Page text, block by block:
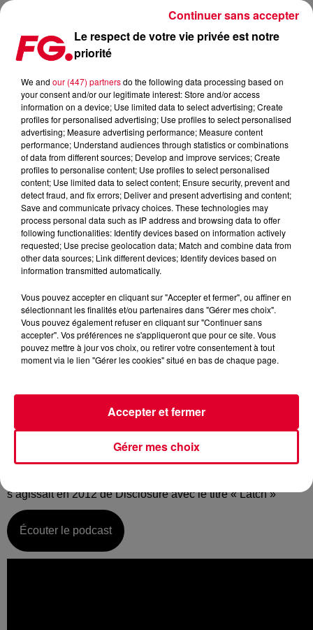
LA MUSIC STORY DE LA MATINALE FG : SAM SMITH
Publié : 11 février 2019 à 10h06 par Christophe HUBERT
Lundi 11 février :
La music story du jour c’est celle de Sam Smith…
Si certains cherchent le buzz pour faire parler d’eux, Sam
Smith lui mise sur la discrétion. Une tranquillité affichée qui
repose sur un talent assumé, c’est-à-dire sa voix. L’artiste
anglais qui ne cesse de gravir les marches de la gloire
s’agissait en 2012 de Disclosure avec le titre « Latch »
Écouter le podcast
Le respect de votre vie privée est notre
priorité
We and our (447) partnersdo the following data processing based on
your consent and/or our legitimate interest: Store and/or access
information on a device; Use limited data to select advertising; Create
profiles for personalised advertising; Use profiles to select personalised
advertising; Measure advertising performance; Measure content
performance; Understand audiences through statistics or combinations
of data from different sources; Develop and improve services; Create
profiles to personalise content; Use profiles to select personalised
content; Use limited data to select content; Ensure security, prevent and
detect fraud, and fix errors; Deliver and present advertising and content;
Save and communicate privacy choices. These technologies may
process personal data such as IP address and browsing data to offer
following functionalities: Identify devices based on information actively
requested; Use precise geolocation data; Match and combine data from
other data sources; Link different devices; Identify devices based on
information transmitted automatically.
Vous pouvez accepter en cliquant sur "Accepter et fermer", ou affiner en
sélectionnant les finalités et/ou partenaires dans "Gérer mes choix".
Vous pouvez également refuser en cliquant sur "Continuer sans
accepter". Vos préférences ne s'appliqueront que pour ce site. Vous
pouvez mettre à jour vos choix, ou retirer votre consentement à tout
moment via le lien "Gérer les cookies" situé en bas de chaque page.
Gérer mes choix
Accepter et fermer
Continuer sans accepter